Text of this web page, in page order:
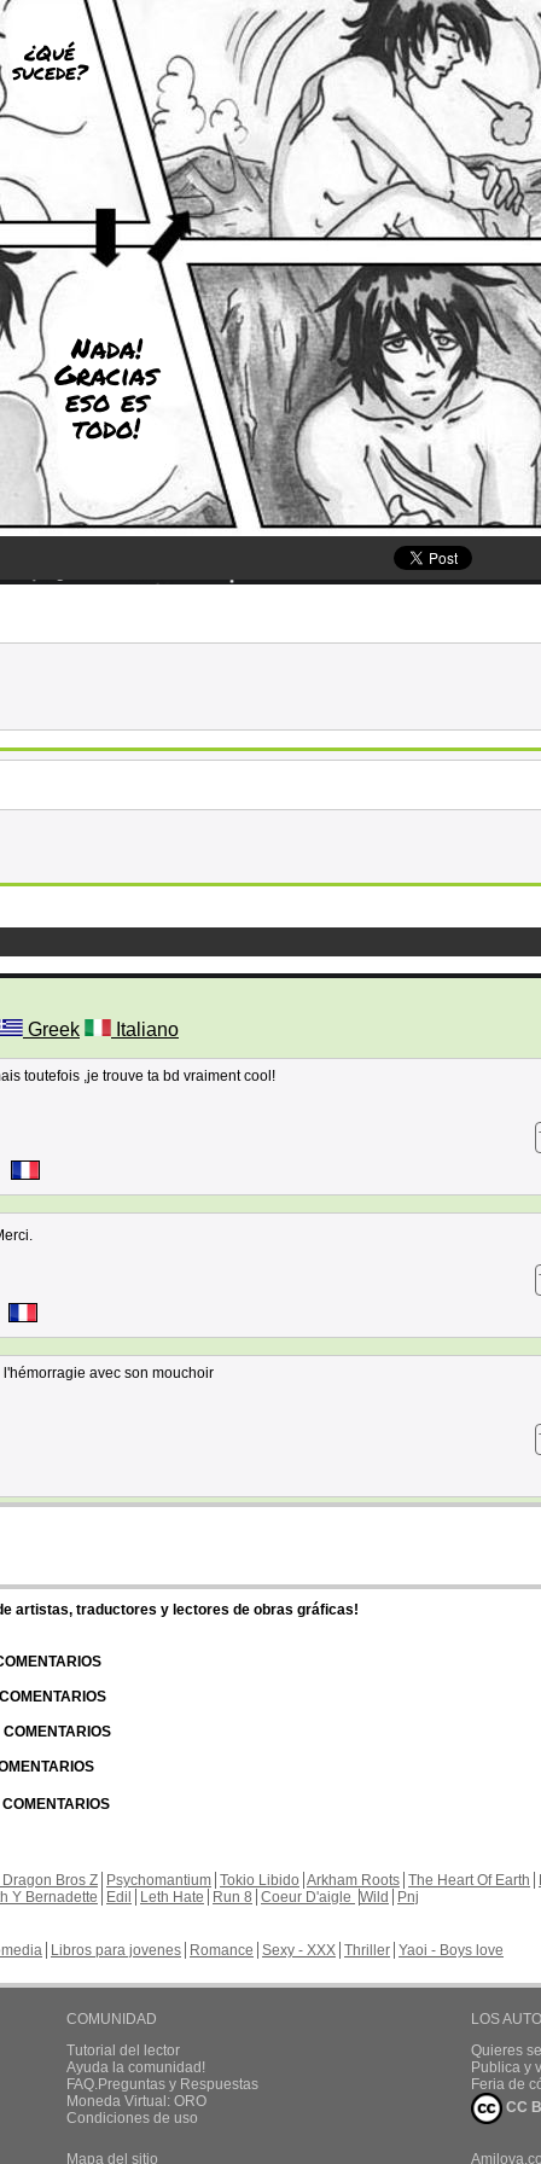
¿Qué
sucede?
Nada!
Gracias
eso es
todo!
Greek Italiano
toutefois ,je trouve ta bd vraiment cool!
avec son mouchoir
artistas, traductores y lectores de obras gráficas!
Bros Z Psychomantium Tokio Libido Arkham Roots The Heart Of Earth
Y Bernadette
Edil Leth Hate Run 8 Coeur D'aigle Wild Pnj
Libros para jovenes Romance Sexy - XXX Thriller Yaoi - Boys love
COMUNIDAD
Tutorial del lector
Ayuda la comunidad!
FAQ.Preguntas y Respuestas
Moneda Virtual: ORO
Condiciones de uso
LOS
Quieres
Publica y
Feria de
CC
Mapa del sitio